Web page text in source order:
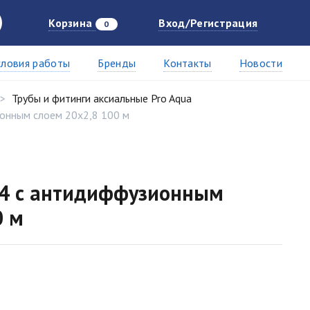
Корзина 0 Вход/Регистрация
работы Бренды Контакты Новости
Трубы и фитинги аксиальные Pro Aqua
слоем 20x2,8 100 м
с антидиффузионным
м